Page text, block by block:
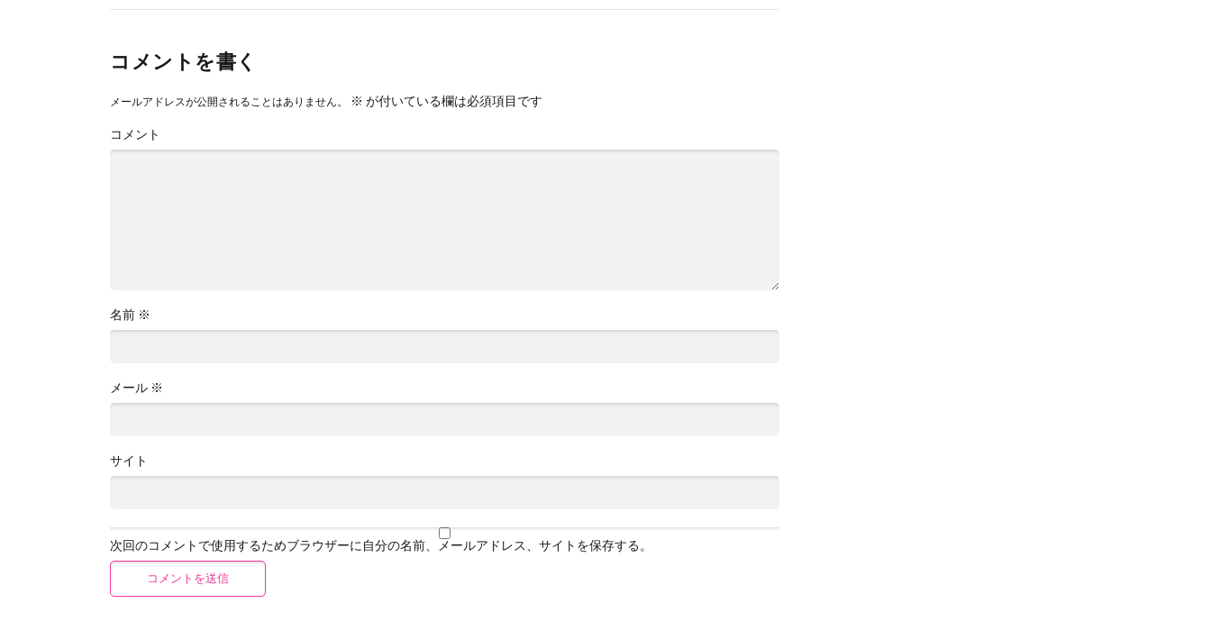
コメントを書く
メールアドレスが公開されることはありません。 ※ が付いている欄は必須項目です
コメント
名前 ※
メール ※
サイト
次回のコメントで使用するためブラウザーに自分の名前、メールアドレス、サイトを保存する。